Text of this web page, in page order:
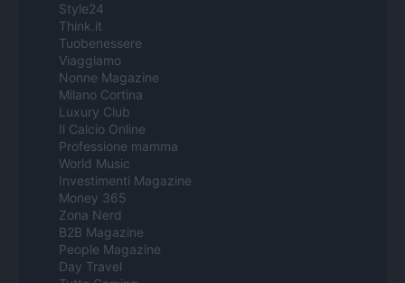
Style24
Think.it
Tuobenessere
Viaggiamo
Nonne Magazine
Milano Cortina
Luxury Club
Il Calcio Online
Professione mamma
World Music
Investimenti Magazine
Money 365
Zona Nerd
B2B Magazine
People Magazine
Day Travel